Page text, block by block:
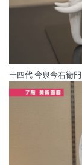
十四代 今泉今右衛